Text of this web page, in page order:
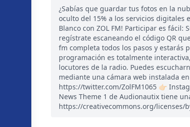
¿Sabías que guardar tus fotos en la
oculto del 15% a los servicios digitales
Blanco con ZOL FM! Participar es fácil:
regístrate escaneando el código QR
fm completa todos los pasos y estarás
programación es totalmente
locutores de la radio. Puedes
mediante una cámara web instalada
https://twitter.com/ZolFM1065 👉🏻
News Theme 1 de Audionautix tiene
https://creativecommons.org/